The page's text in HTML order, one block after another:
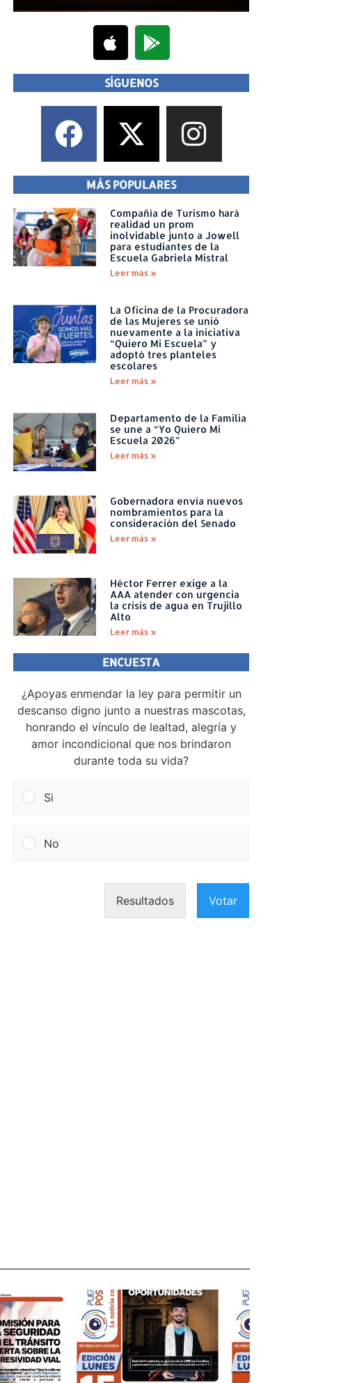
SÍGUENOS
MÁS POPULARES
Compañía de Turismo hará
realidad un prom
inolvidable junto a Jowell
para estudiantes de la
Escuela Gabriela Mistral
Leer más »
La Oficina de la Procuradora
de las Mujeres se unió
nuevamente a la iniciativa
“Quiero Mi Escuela” y
adoptó tres planteles
escolares
Leer más »
Departamento de la Familia
se une a “Yo Quiero Mi
Escuela 2026”
Leer más »
Gobernadora envía nuevos
nombramientos para la
consideración del Senado
Leer más »
Héctor Ferrer exige a la
AAA atender con urgencia
la crisis de agua en Trujillo
Alto
Leer más »
ENCUESTA
¿Apoyas enmendar la ley para permitir un
descanso digno junto a nuestras mascotas,
honrando el vínculo de lealtad, alegría y
amor incondicional que nos brindaron
durante toda su vida?
Si
No
Resultados Votar